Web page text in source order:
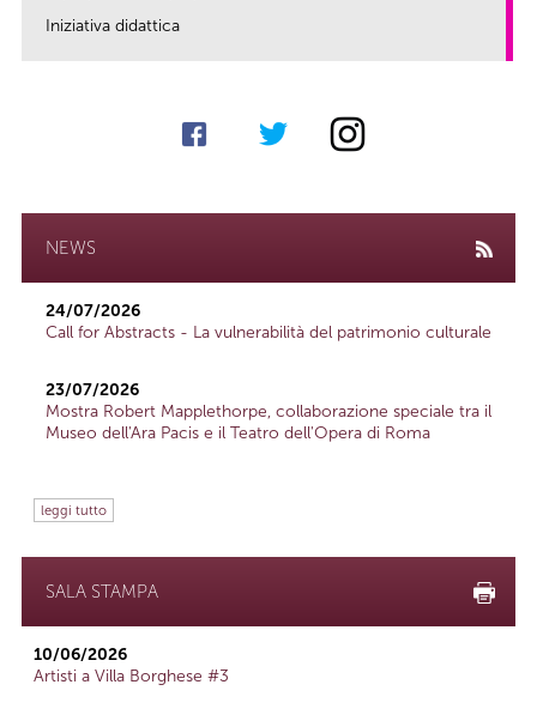
Iniziativa didattica
NEWS
24/07/2026
Call for Abstracts - La vulnerabilità del patrimonio culturale
23/07/2026
Mostra Robert Mapplethorpe, collaborazione speciale tra il
Museo dell'Ara Pacis e il Teatro dell'Opera di Roma
leggi tutto
SALA STAMPA
10/06/2026
Artisti a Villa Borghese #3